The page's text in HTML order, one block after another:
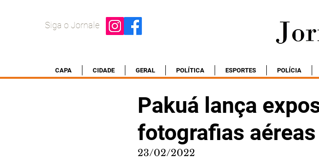
Siga o Jornale
CAPA CIDADE GERAL POLÍTICA ESPORTES POLÍCIA
Pakuá lança
fotografias aéreas
23/02/2022